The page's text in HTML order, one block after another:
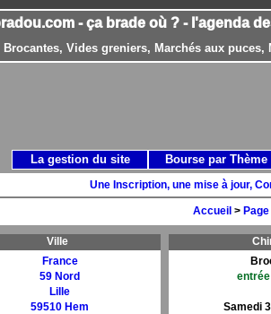
- ça brade où ? - l'agenda
Brocantes, Vides greniers, Marchés aux
Une Inscription, une mise à jour,
Accueil >
Ville
France
59 Nord
Lille
59510 Hem
Samedi
La gestion du site Bourse par Thème